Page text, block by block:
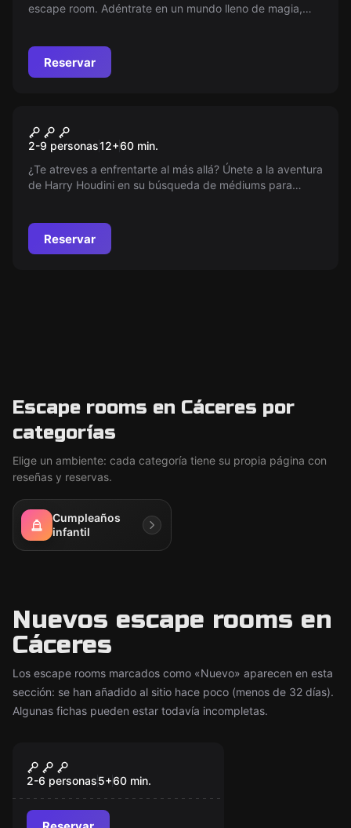
escape room. Adéntrate en un mundo lleno de magia,
con la Piedra Filosofal? Atrévete al desafío.
Reservar
El Secreto de Houdini
2-9 personas12+60 min.
¿Te atreves a enfrentarte al más allá? Únete a la aventura
de Harry Houdini en su búsqueda de médiums para
Reservar
Escape rooms en Cáceres por
categorías
Elige un ambiente: cada categoría tiene su propia página con
reseñas y reservas.
Cumpleaños
infantil
Nuevos escape rooms en
Cáceres
Los escape rooms marcados como «Nuevo» aparecen en esta
sección: se han añadido al sitio hace poco (menos de 32 días).
Algunas fichas pueden estar todavía incompletas.
Nuevo
En Busca De La Piedra
Filosofal
2-6 personas5+60 min.